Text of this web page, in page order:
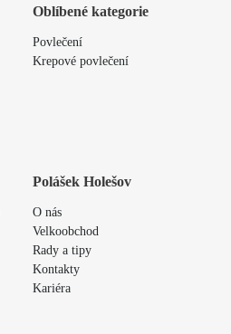
Oblíbené kategorie
Povlečení
Krepové povlečení
Polášek Holešov
O nás
Velkoobchod
Rady a tipy
Kontakty
Kariéra